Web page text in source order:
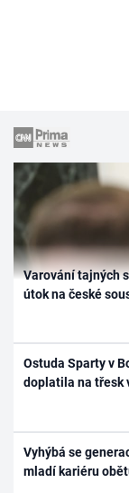
Varování tajných
útok na české
Ostuda Sparty v
doplatila na třesk
Vyhýbá se
mladí kariéru